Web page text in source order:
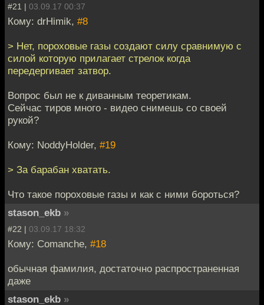
#21 | 03.09.17 00:37
Кому: drHimik, #8
> Нет, пороховые газы создают силу сравнимую с
силой которую прилагает стрелок когда
передергивает затвор.
Вопрос был не к диванным теоретикам.
Сейчас тиров много - видео снимешь со своей
рукой?
Кому: NoddyHolder, #19
> За барабан хватать.
Что такое пороховые газы и как с ними бороться?
stason_ekb »
#22 | 03.09.17 18:32
Кому: Comanche, #18
обычная фамилия, достаточно распространенная
даже
stason_ekb »